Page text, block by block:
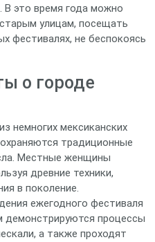
В это время года можно
улицам, посещать
фестивалях, не беспокоясь
о городе
немногих мексиканских
традиционные
Местные женщины
древние техники,
в поколение.
ежегодного фестиваля
демонстрируются процессы
а также проходят